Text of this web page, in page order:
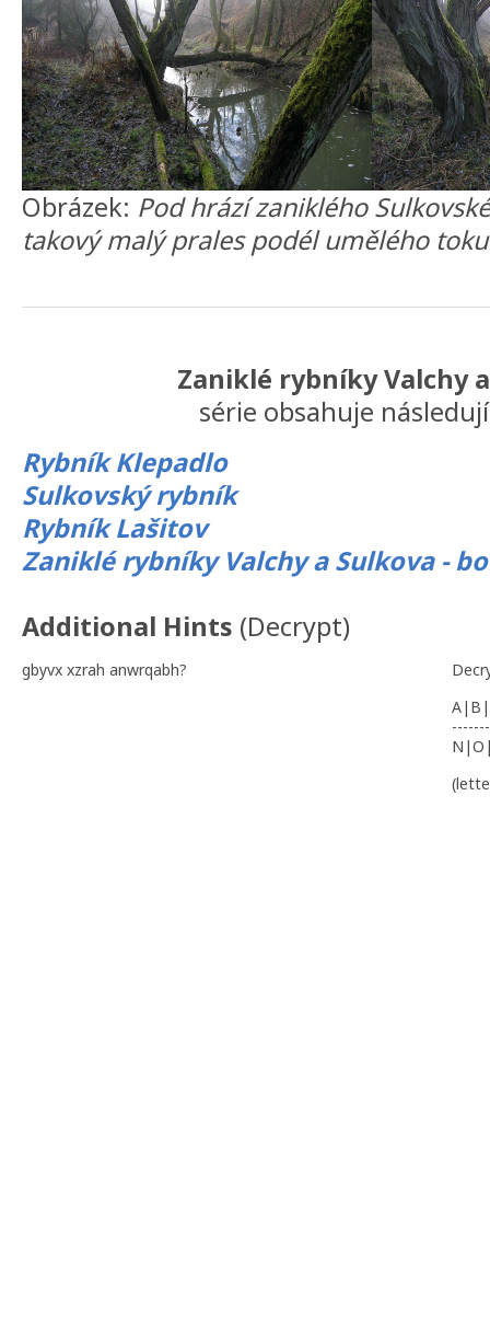
Obrázek: Pod hrází zaniklého
takový malý prales podél umělého
Zaniklé rybníky Valchy
série obsahuje
Rybník Klepadlo
Sulkovský rybník
Rybník Lašitov
Zaniklé rybníky Valchy a Sulkova -
Additional Hints (Decrypt)
gbyvx xzrah anwrqabh?